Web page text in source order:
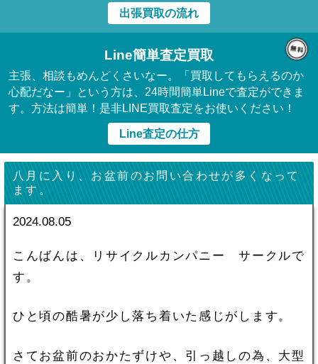
出張買取の流れ
Line簡単査定買取
主張、相談もめんどくさいなー。「買取してもらえるのか
心配だなー」という方は、24時間簡単Lineで査定ができま
す。方法は簡単！是非LINE買取査定をお使いください！
Line査定の仕方
八月に入り、お盆前のお問い合わせが多くなって
ます。
2024.08.05
こんばんは、リサイクルカンパニー サークルで
す。
ひと頃の酷暑が少し落ち着いた感じがします。
さてお盆前のおかたずけや、引っ越しの為、大型